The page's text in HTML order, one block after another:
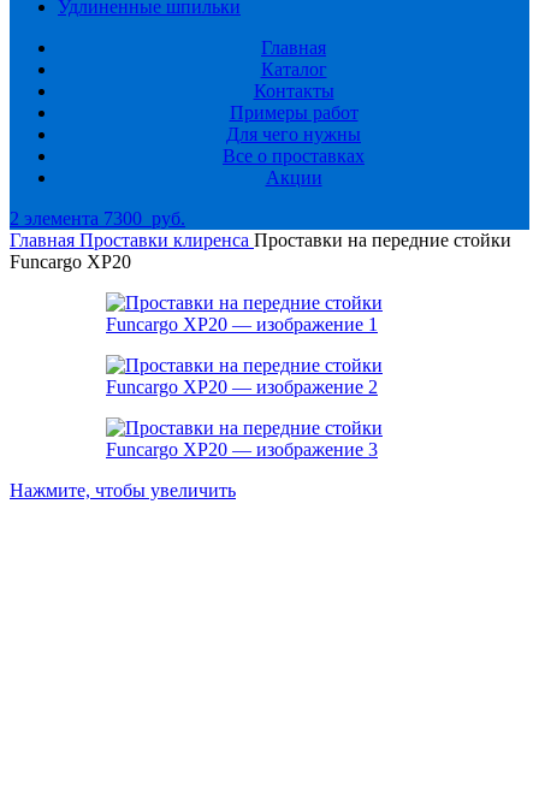
Удлиненные шпильки
Главная
Каталог
Контакты
Примеры работ
Для чего нужны
Все о проставках
Акции
2 элемента 7300 руб.
Главная Проставки клиренса Проставки на передние стойки
Funcargo XP20
Нажмите, чтобы увеличить